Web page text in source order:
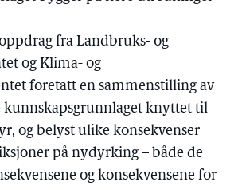
fra Landbruks- og
og Klima- og
foretatt en sammenstilling av
kunnskapsgrunnlaget knyttet til
og belyst ulike konsekvenser
på nydyrking – både de
og konsekvensene for